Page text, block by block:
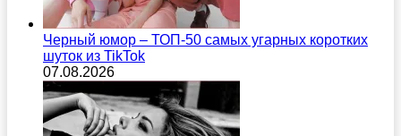
Черный юмор – ТОП-50 самых угарных коротких
шуток из TikTok
07.08.2026